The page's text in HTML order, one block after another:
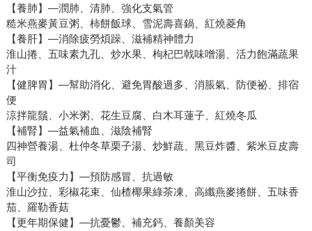
【養肺】—潤肺、清肺、強化支氣管
糙米燕麥黃豆粥、柿餅飯球、雪泥壽喜鍋、紅燒菱角
【養肝】—消除疲勞煩躁、滋補精神體力
淮山捲、五味素九孔、炒水果、枸杞巴戟味噌湯、活力飽滿蔬果
汁
【健脾胃】—幫助消化、避免胃酸過多、消脹氣、防便祕、排宿
便
涼拌龍鬚、小米粥、花生豆腐、白木耳蓮子、紅燒冬瓜
【補腎】—益氣補血、滋陰補腎
四神營養湯、杜仲冬草栗子湯、炒鮮蔬、黑豆炸醬、紫米豆皮壽
司
【平衡免疫力】—預防感冒、抗過敏
淮山沙拉、彩椒花束、仙楂椰果綠茶凍、高纖燕麥捲餅、五味香
茄、羅勒香菇
【更年期保健】—抗憂鬱、補充鈣、養顏美容